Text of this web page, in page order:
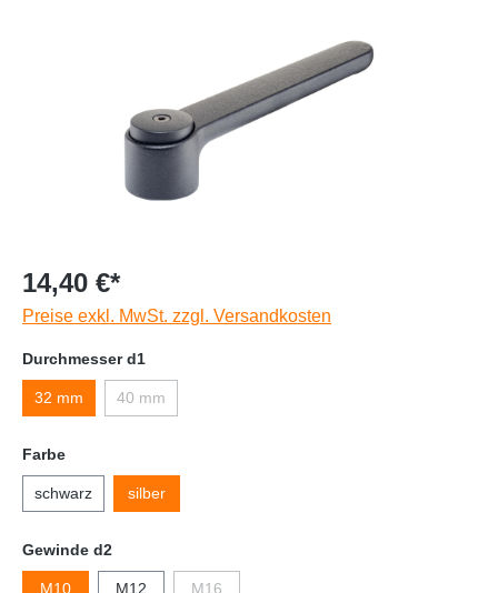
14,40 €*
Preise exkl. MwSt. zzgl. Versandkosten
Durchmesser d1
32 mm 40 mm
Farbe
schwarz silber
Gewinde d2
M10 M12 M16